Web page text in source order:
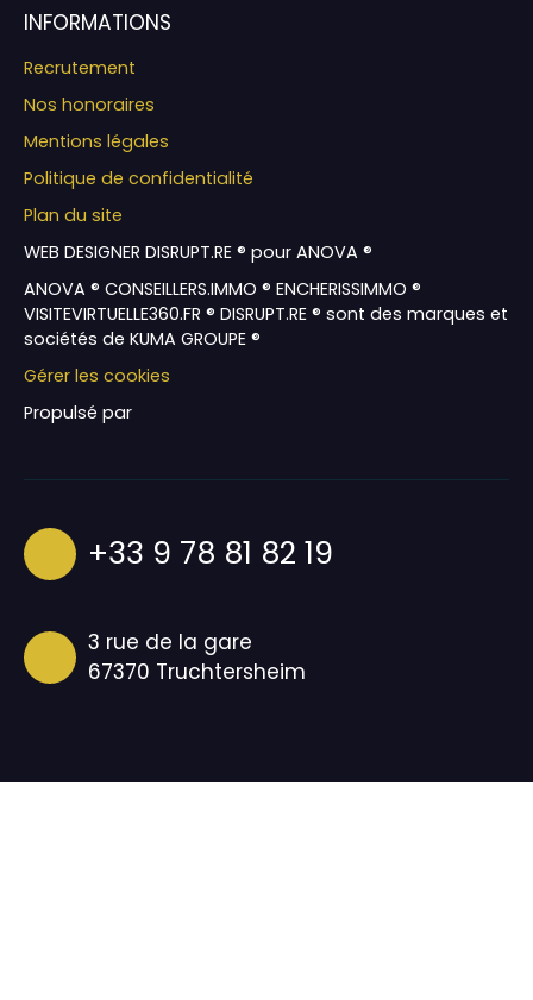
INFORMATIONS
Recrutement
Nos honoraires
Mentions légales
Politique de confidentialité
Plan du site
WEB DESIGNER DISRUPT.RE ® pour ANOVA ®
ANOVA ® CONSEILLERS.IMMO ® ENCHERISSIMMO ®
VISITEVIRTUELLE360.FR ® DISRUPT.RE ® sont des marques et
sociétés de KUMA GROUPE ®
Gérer les cookies
Propulsé par
+33 9 78 81 82 19
3 rue de la gare
67370 Truchtersheim